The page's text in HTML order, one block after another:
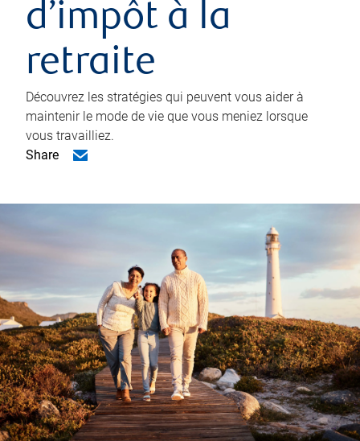
d’impôt à la
retraite
Découvrez les stratégies qui peuvent vous aider à
maintenir le mode de vie que vous meniez lorsque
vous travailliez.
Share